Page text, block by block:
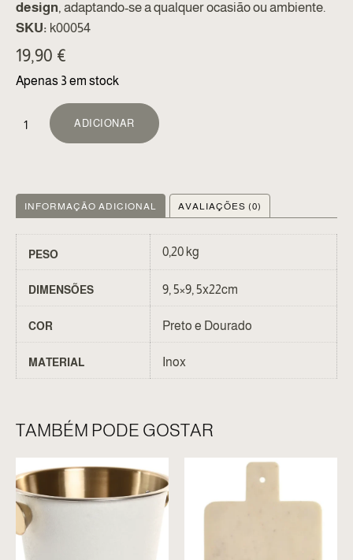
design, adaptando-se a qualquer ocasião ou ambiente.
SKU: k00054
19,90 €
Apenas 3 em stock
ADICIONAR
INFORMAÇÃO ADICIONAL AVALIAÇÕES (0)
PESO 0,20 kg
DIMENSÕES 9, 5×9, 5x22cm
COR Preto e Dourado
MATERIAL Inox
TAMBÉM PODE GOSTAR